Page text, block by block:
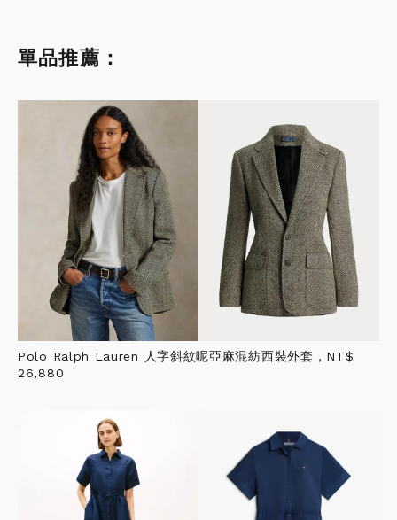
單品推薦：
Polo Ralph Lauren 人字斜紋呢亞麻混紡西裝外套，NT$
26,880